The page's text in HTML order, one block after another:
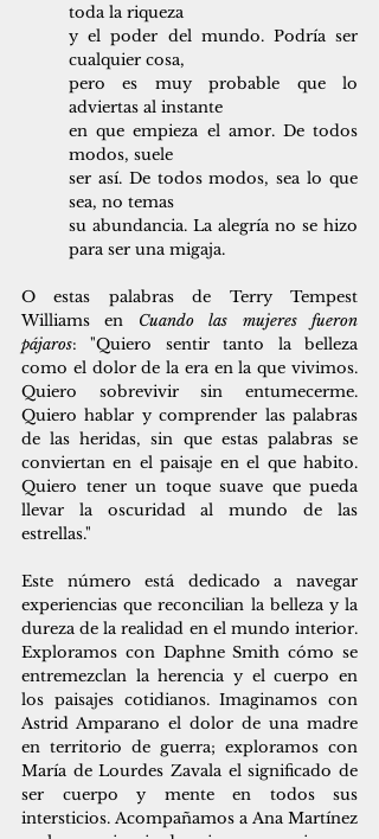
toda la riqueza
y el poder del mundo. Podría ser
cualquier cosa,
pero es muy probable que lo
adviertas al instante
en que empieza el amor. De todos
modos, suele
ser así. De todos modos, sea lo que
sea, no temas
su abundancia. La alegría no se hizo
para ser una migaja.
O estas palabras de Terry Tempest
Williams en Cuando las mujeres fueron
pájaros: "Quiero sentir tanto la belleza
como el dolor de la era en la que vivimos.
Quiero sobrevivir sin entumecerme.
Quiero hablar y comprender las palabras
de las heridas, sin que estas palabras se
conviertan en el paisaje en el que habito.
Quiero tener un toque suave que pueda
llevar la oscuridad al mundo de las
estrellas."
Este número está dedicado a navegar
experiencias que reconcilian la belleza y la
dureza de la realidad en el mundo interior.
Exploramos con Daphne Smith cómo se
entremezclan la herencia y el cuerpo en
los paisajes cotidianos. Imaginamos con
Astrid Amparano el dolor de una madre
en territorio de guerra; exploramos con
María de Lourdes Zavala el significado de
ser cuerpo y mente en todos sus
intersticios. Acompañamos a Ana Martínez